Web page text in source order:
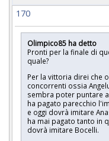
170
Olimpico85 ha detto
Pronti per la finale di
quale?
Per la vittoria direi che
concorrenti ossia
sembra poter puntare
ha pagato parecchio
e oggi dovrà imitare
ha mai pagato tanto in
dovrà imitare Bocelli.